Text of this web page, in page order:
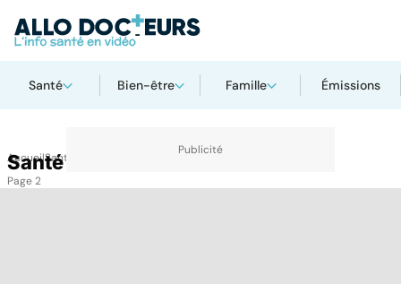
Santé Bien-être Famille Émissions
AccueilSanté
Santé
Page 2